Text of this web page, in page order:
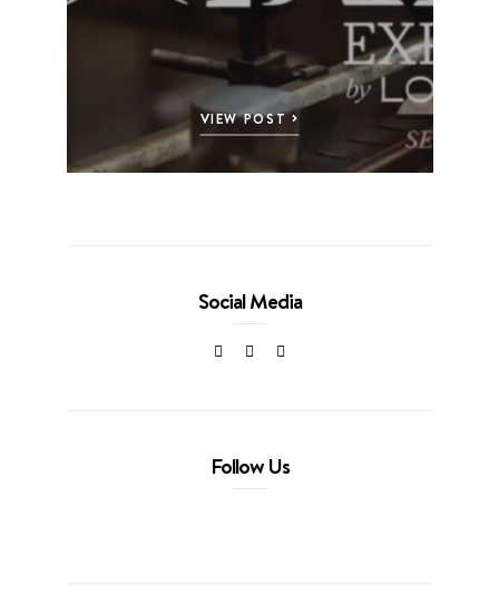
VIEW POST
Social Media
Follow Us